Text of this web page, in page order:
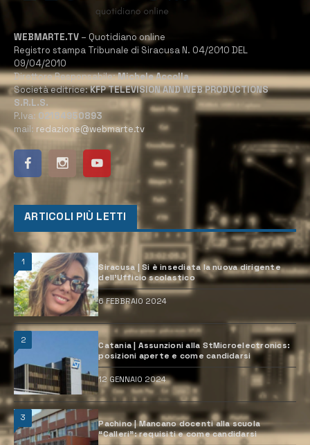
WEBMARTE.TV – Quotidiano online
Registro stampa Tribunale di Siracusa N. 04/2010 DEL
09/04/2010
Direttore Responsabile:Michele Accolla
Società editrice:KFP TELEVISION AND WEB PRODUCTIONS
S.R.L.S.
P.Iva: 02184950893
mail: redazione@webmarte.tv
ARTICOLI PIÙ LETTI
1
Siracusa | Si è insediata la nuova dirigente
dell’Ufficio scolastico
6 FEBBRAIO 2024
2
Catania | Assunzioni alla StMicroelectronics:
posizioni aperte e come candidarsi
12 GENNAIO 2024
3
Pachino | Mancano docenti alla scuola
“Calleri”: requisiti e come candidarsi